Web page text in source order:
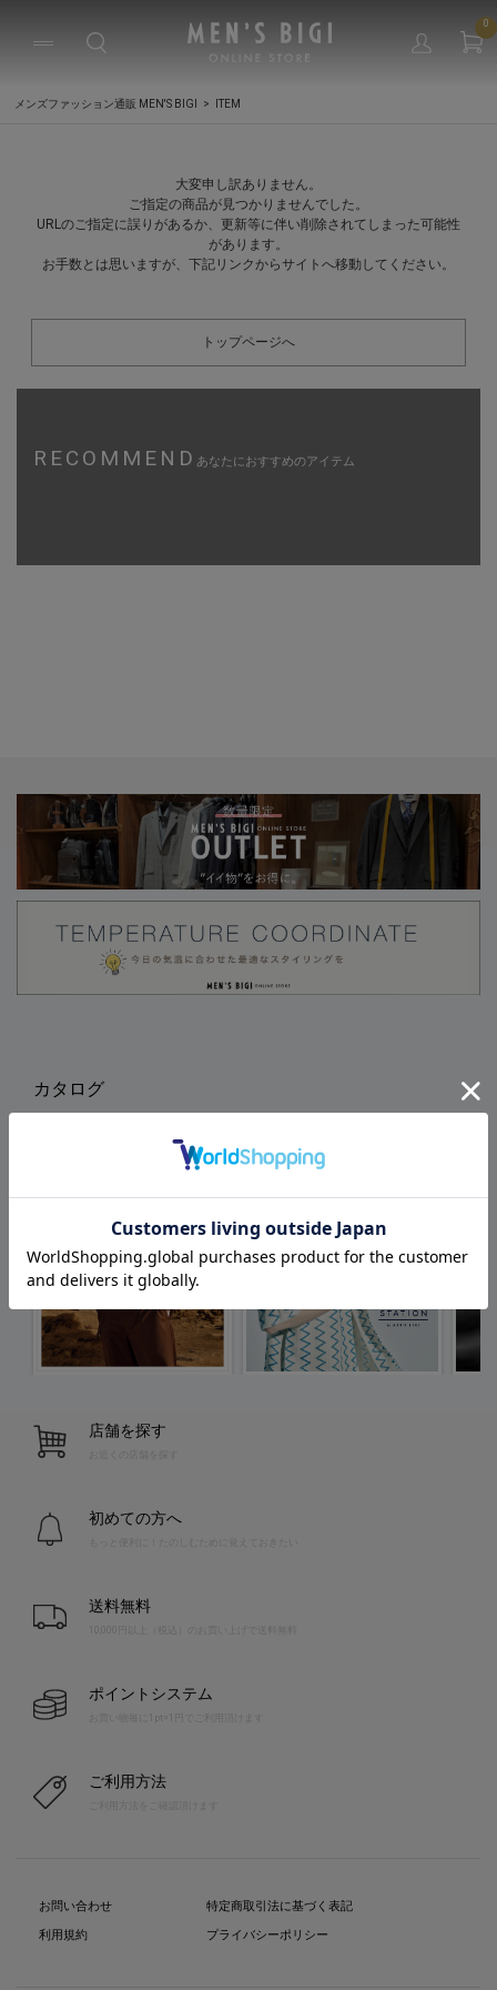
0
メンズファッション通販 MEN'S BIGI ITEM
大変申し訳ありません。
ご指定の商品が見つかりませんでした。
URLのご指定に誤りがあるか、更新等に伴い削除されてしまった可能性
があります。
お手数とは思いますが、下記リンクからサイトへ移動してください。
トップページへ
RECOMMEND あなたにおすすめのアイテム
カタログ
店舗を探す
お近くの店舗を探す
初めての方へ
送料無料
10,000円以上（税込）のお買い上げで送料無料
ポイントシステム
お買い物毎に1pt=1円でご利用頂けます
ご利用方法
お問い合わせ
利用規約
特定商取引法に基づく表記
プライバシーポリシー